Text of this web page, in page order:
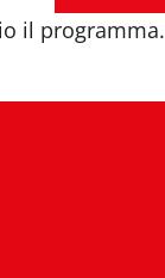
il programma.